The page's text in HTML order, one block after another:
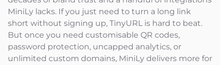
MiniLy lacks. If you just need to turn a long link
short without signing up, TinyURL is hard to beat.
But once you need customisable QR codes,
password protection, uncapped analytics, or
unlimited custom domains, MiniLy delivers more for